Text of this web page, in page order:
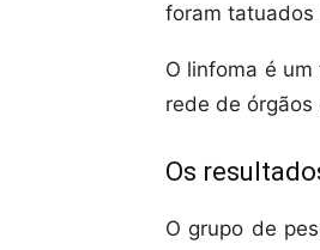
foram tatuados
O linfoma é
rede de
Os
O grupo de